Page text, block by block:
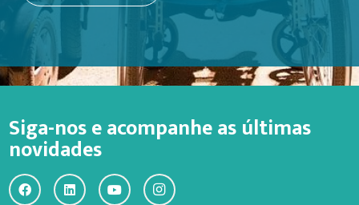
Siga-nos e acompanhe as últimas
novidades